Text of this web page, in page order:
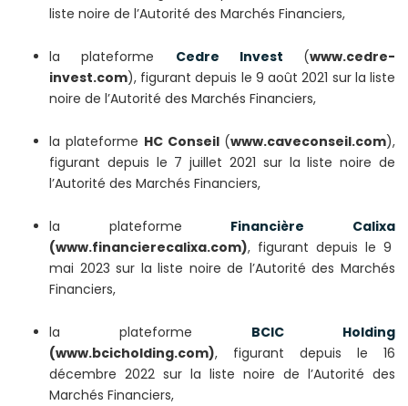
liste noire de l’Autorité des Marchés Financiers,
la plateforme Cedre Invest (www.cedre-
invest.com), figurant depuis le 9 août 2021 sur la liste
noire de l’Autorité des Marchés Financiers,
la plateforme HC Conseil (www.caveconseil.com),
figurant depuis le 7 juillet 2021 sur la liste noire de
l’Autorité des Marchés Financiers,
la plateforme Financière Calixa
(www.financierecalixa.com), figurant depuis le 9
mai 2023 sur la liste noire de l’Autorité des Marchés
Financiers,
la plateforme BCIC Holding
(www.bcicholding.com), figurant depuis le 16
décembre 2022 sur la liste noire de l’Autorité des
Marchés Financiers,